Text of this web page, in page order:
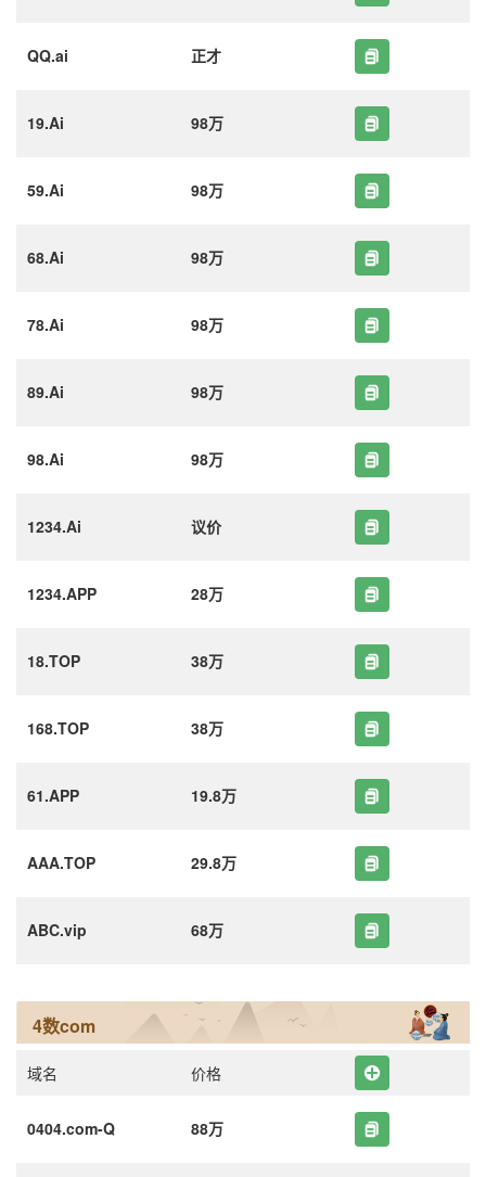
QQ.ai 正才
19.Ai 98万
59.Ai 98万
68.Ai 98万
78.Ai 98万
89.Ai 98万
98.Ai 98万
1234.Ai 议价
1234.APP 28万
18.TOP 38万
168.TOP 38万
61.APP 19.8万
AAA.TOP 29.8万
ABC.vip 68万
4数com
域名 价格
0404.com-Q 88万